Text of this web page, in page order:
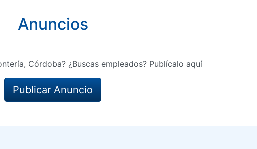
Anuncios
Córdoba? ¿Buscas empleados? Publícalo aquí
Publicar Anuncio